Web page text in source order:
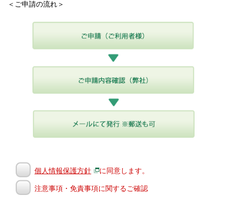
＜ご申請の流れ＞
個人情報保護方針 に同意します。
注意事項・免責事項に関するご確認